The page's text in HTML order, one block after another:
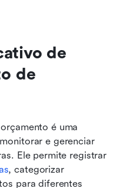
de
de
é uma
e gerenciar
Ele permite registrar
, categorizar
para diferentes